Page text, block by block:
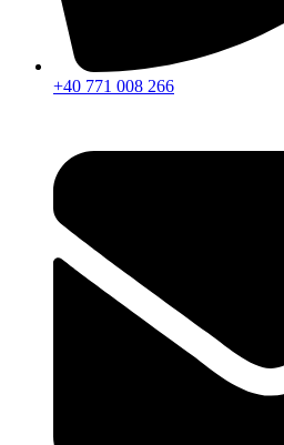
+40 771 008 266